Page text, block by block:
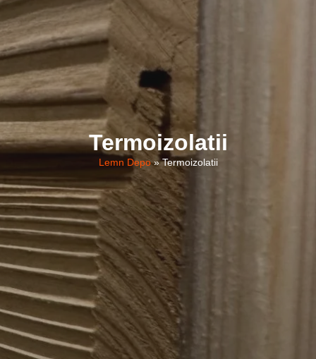
Termoizolatii
Lemn Depo»Termoizolatii